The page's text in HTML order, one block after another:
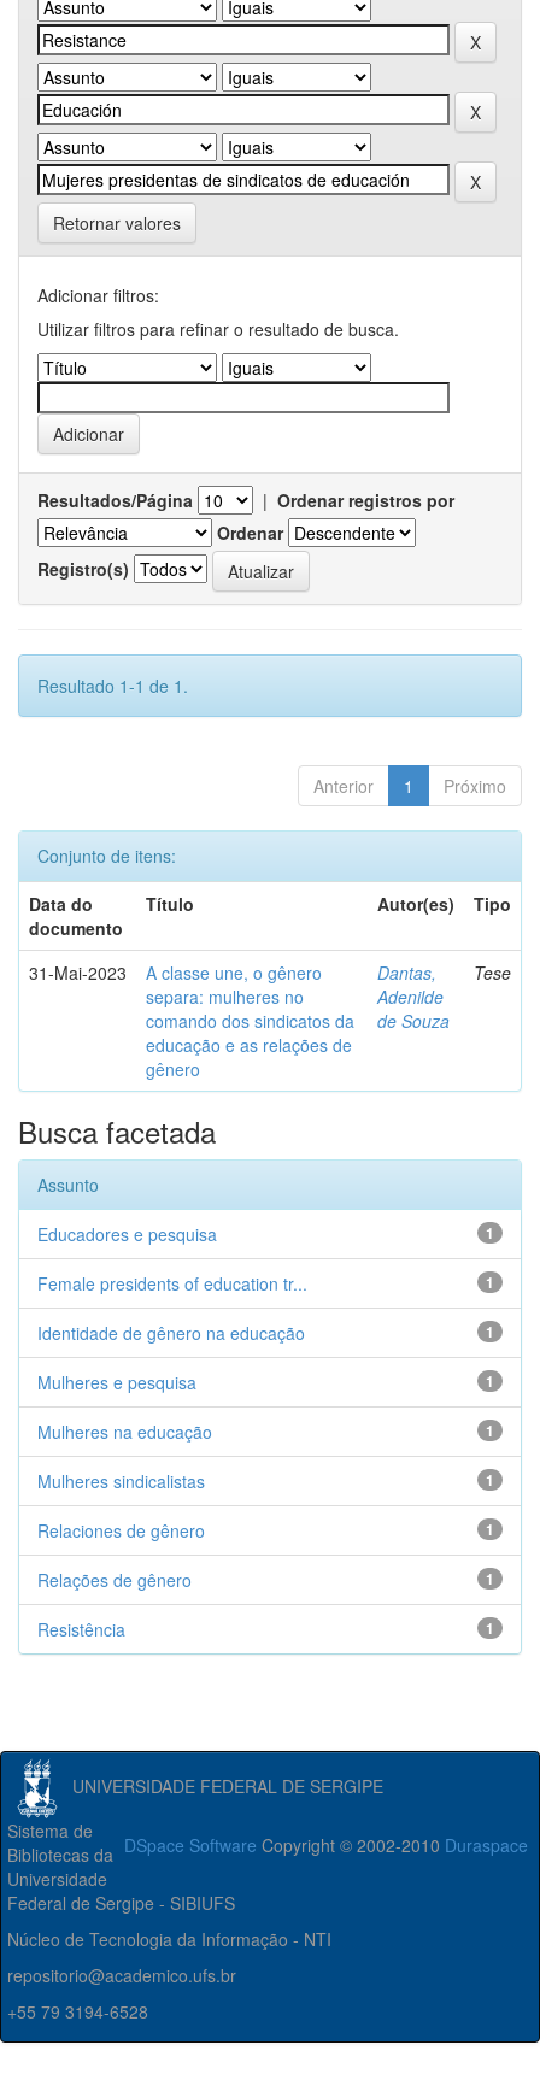
Retornar valores
Adicionar filtros:
Utilizar filtros para refinar o resultado de busca.
Resultados/Página | Ordenar registros por
Ordenar
Registro(s)
Resultado 1-1 de 1.
Anterior 1 Próximo
Conjunto de itens:
Data do
documento
Título Autor(es) Tipo
31-Mai-2023
A classe une, o gênero
separa: mulheres no
comando dos sindicatos da
educação e as relações de
gênero
Dantas,
Adenilde
de Souza
Tese
Busca facetada
Assunto
1
Educadores e pesquisa
1
Female presidents of education tr...
1
Identidade de gênero na educação
1
Mulheres e pesquisa
1
Mulheres na educação
1
Mulheres sindicalistas
1
Relaciones de gênero
1
Relações de gênero
1
Resistência
UNIVERSIDADE FEDERAL DE SERGIPE
DSpace Software Copyright © 2002-2010 Duraspace
Sistema de
Bibliotecas da
Universidade
Federal de Sergipe - SIBIUFS
Núcleo de Tecnologia da Informação - NTI
repositorio@academico.ufs.br
+55 79 3194-6528